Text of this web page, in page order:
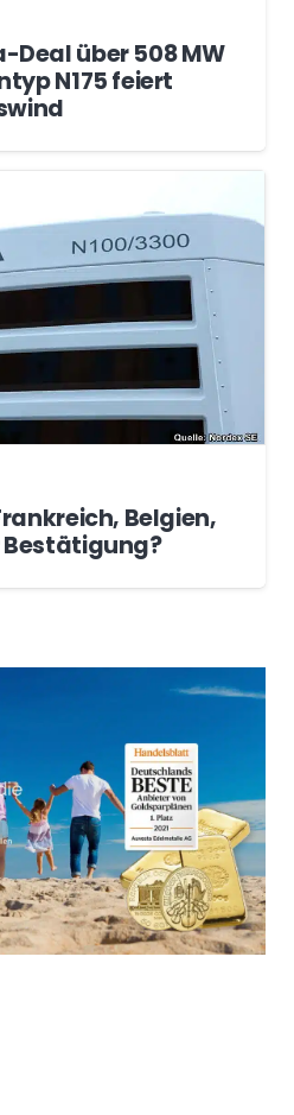
Deal über 508 MW
N175 feiert
Belgien,
Bestätigung?